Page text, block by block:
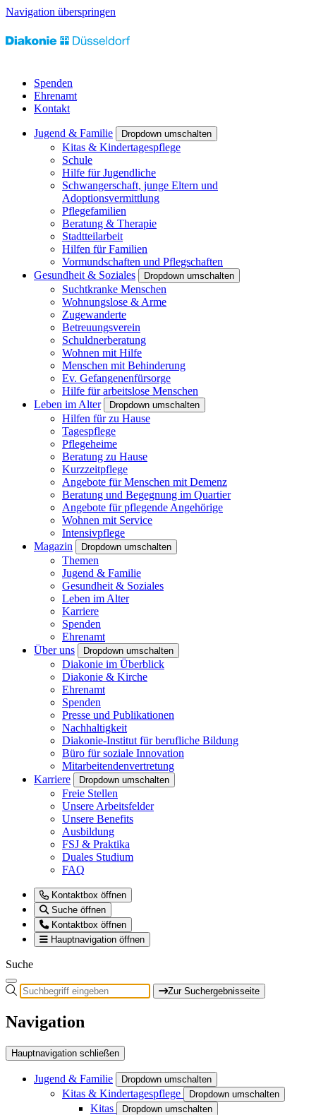
Navigation überspringen
Spenden
Ehrenamt
Kontakt
Jugend & Familie Dropdown umschalten
Kitas & Kindertagespflege
Schule
Hilfe für Jugendliche
Schwangerschaft, junge Eltern und
Adoptionsvermittlung
Pflegefamilien
Beratung & Therapie
Stadtteilarbeit
Hilfen für Familien
Vormundschaften und Pflegschaften
Gesundheit & Soziales
Dropdown umschalten
Suchtkranke Menschen
Wohnungslose & Arme
Zugewanderte
Betreuungsverein
Schuldnerberatung
Wohnen mit Hilfe
Menschen mit Behinderung
Ev. Gefangenenfürsorge
Hilfe für arbeitslose Menschen
Leben im Alter
Dropdown umschalten
Hilfen für zu Hause
Tagespflege
Pflegeheime
Beratung zu Hause
Kurzzeitpflege
Angebote für Menschen mit Demenz
Beratung und Begegnung im Quartier
Angebote für pflegende Angehörige
Wohnen mit Service
Intensivpflege
Magazin
Dropdown umschalten
Themen
Jugend & Familie
Gesundheit & Soziales
Leben im Alter
Karriere
Spenden
Ehrenamt
Über uns
Dropdown umschalten
Diakonie im Überblick
Diakonie & Kirche
Ehrenamt
Spenden
Presse und Publikationen
Nachhaltigkeit
Diakonie-Institut für berufliche Bildung
Büro für soziale Innovation
Mitarbeitendenvertretung
Karriere
Dropdown umschalten
Freie Stellen
Unsere Arbeitsfelder
Unsere Benefits
Ausbildung
FSJ & Praktika
Duales Studium
FAQ
Kontaktbox öffnen
Suche öffnen
Kontaktbox öffnen
Hauptnavigation öffnen
Suche
Zur Suchergebnisseite
Navigation
Hauptnavigation schließen
Jugend & Familie Dropdown umschalten
Kitas & Kindertagespflege Dropdown umschalten
Kitas Dropdown umschalten